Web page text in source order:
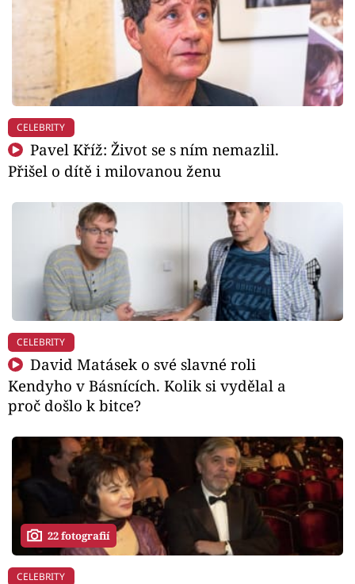
CELEBRITY
Pavel Kříž: Život se s ním nemazlil.
Přišel o dítě i milovanou ženu
CELEBRITY
David Matásek o své slavné roli
Kendyho v Básnících. Kolik si vydělal a
proč došlo k bitce?
22 fotografií
CELEBRITY